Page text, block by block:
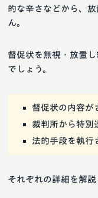
的な辛さなどから、
ん。
督促状を無視・放置
でしょう。
督促状の内容が
裁判所から特別
法的手段を執行
それぞれの詳細を解説